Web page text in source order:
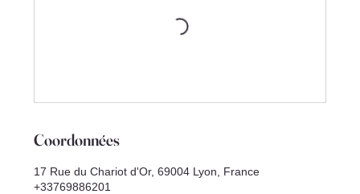
Coordonnées
17 Rue du Chariot d'Or, 69004 Lyon, France
+33769886201